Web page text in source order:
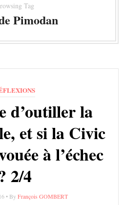
Tag
Pimodan
d’outiller la
et si la Civic
à l’échec
2/4
• By François GOMBERT